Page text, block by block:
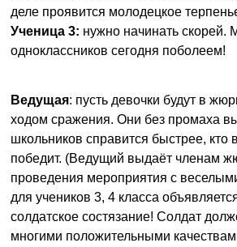
деле проявится молодецкое
Ученица 3: нужно начинать скорей.
одноклассников сегодня поболеем!
Ведущая: пусть девочки будут в
ходом сражения. Они без промаха
школьников справится быстрее, кто
победит. (Ведущий выдаёт членам
проведения мероприятия с
для учеников 3, 4 класса
солдатское состязание! Солдат
многими положительными